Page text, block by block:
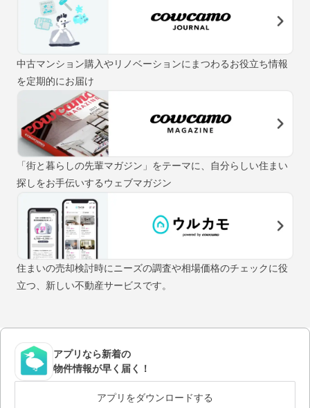
中古マンション購入やリノベーションにまつわるお役立ち情報
を定期的にお届け
「街と暮らしの先輩マガジン」をテーマに、自分らしい住まい
探しをお手伝いするウェブマガジン
住まいの売却検討時にニーズの調査や相場価格のチェックに役
立つ、新しい不動産サービスです。
アプリなら新着の
物件情報が早く届く！
アプリをダウンロードする